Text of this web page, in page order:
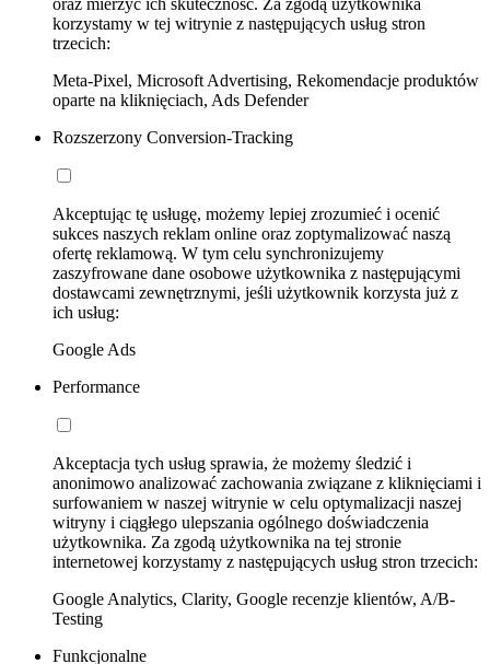
korzystamy w tej witrynie z następujących usług stron
trzecich:
Meta-Pixel, Microsoft Advertising, Rekomendacje produktów
oparte na kliknięciach, Ads Defender
Rozszerzony Conversion-Tracking
Akceptując tę usługę, możemy lepiej zrozumieć i ocenić
sukces naszych reklam online oraz zoptymalizować naszą
ofertę reklamową. W tym celu synchronizujemy
zaszyfrowane dane osobowe użytkownika z następującymi
dostawcami zewnętrznymi, jeśli użytkownik korzysta już z
ich usług:
Google Ads
Performance
Akceptacja tych usług sprawia, że możemy śledzić i
anonimowo analizować zachowania związane z kliknięciami i
surfowaniem w naszej witrynie w celu optymalizacji naszej
witryny i ciągłego ulepszania ogólnego doświadczenia
użytkownika. Za zgodą użytkownika na tej stronie
internetowej korzystamy z następujących usług stron trzecich:
Google Analytics, Clarity, Google recenzje klientów, A/B-
Testing
Funkcjonalne